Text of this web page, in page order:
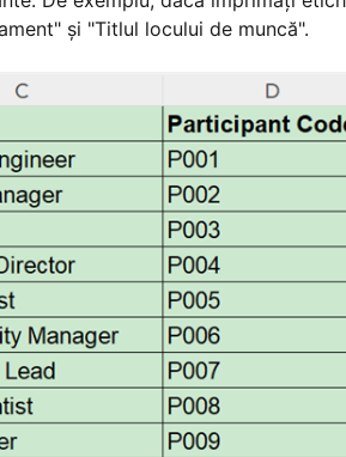
și "Titlul locului de muncă".